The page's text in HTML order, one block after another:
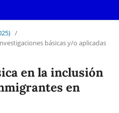
/
básicas y/o aplicadas
en la inclusión
en